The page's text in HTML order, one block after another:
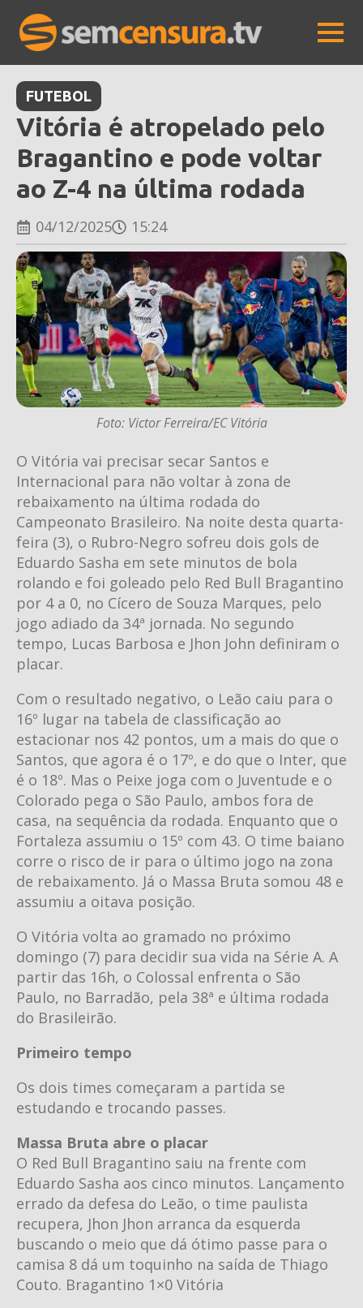
FUTEBOL
Vitória é atropelado pelo
Bragantino e pode voltar
ao Z-4 na última rodada
04/12/2025 15:24
Foto: Victor Ferreira/EC Vitória
O Vitória vai precisar secar Santos e
Internacional para não voltar à zona de
rebaixamento na última rodada do
Campeonato Brasileiro. Na noite desta quarta-
feira (3), o Rubro-Negro sofreu dois gols de
Eduardo Sasha em sete minutos de bola
rolando e foi goleado pelo Red Bull Bragantino
por 4 a 0, no Cícero de Souza Marques, pelo
jogo adiado da 34ª jornada. No segundo
tempo, Lucas Barbosa e Jhon John definiram o
placar.
Com o resultado negativo, o Leão caiu para o
16º lugar na tabela de classificação ao
estacionar nos 42 pontos, um a mais do que o
Santos, que agora é o 17º, e do que o Inter, que
é o 18º. Mas o Peixe joga com o Juventude e o
Colorado pega o São Paulo, ambos fora de
casa, na sequência da rodada. Enquanto que o
Fortaleza assumiu o 15º com 43. O time baiano
corre o risco de ir para o último jogo na zona
de rebaixamento. Já o Massa Bruta somou 48 e
assumiu a oitava posição.
O Vitória volta ao gramado no próximo
domingo (7) para decidir sua vida na Série A. A
partir das 16h, o Colossal enfrenta o São
Paulo, no Barradão, pela 38ª e última rodada
do Brasileirão.
Primeiro tempo
Os dois times começaram a partida se
estudando e trocando passes.
Massa Bruta abre o placar
O Red Bull Bragantino saiu na frente com
Eduardo Sasha aos cinco minutos. Lançamento
errado da defesa do Leão, o time paulista
recupera, Jhon Jhon arranca da esquerda
buscando o meio que dá ótimo passe para o
camisa 8 dá um toquinho na saída de Thiago
Couto. Bragantino 1×0 Vitória